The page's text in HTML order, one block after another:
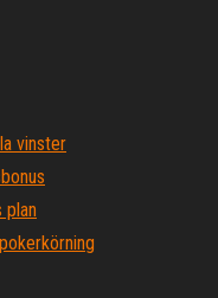
vinster
plan